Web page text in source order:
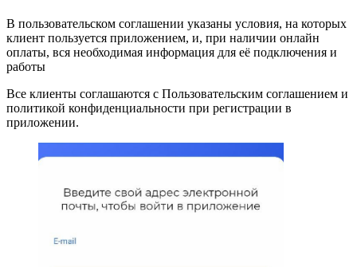
В пользовательском соглашении указаны условия, на которых
клиент пользуется приложением, и, при наличии онлайн
оплаты, вся необходимая информация для её подключения и
работы
Все клиенты соглашаются с Пользовательским соглашением и
политикой конфиденциальности при регистрации в
приложении.